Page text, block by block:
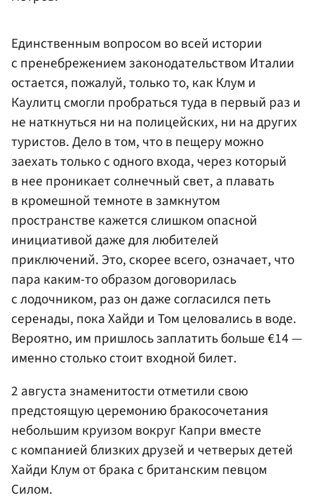
Единственным вопросом во всей истории
с пренебрежением законодательством Италии
остается, пожалуй, только то, как Клум и
Каулитц смогли пробраться туда в первый раз и
не наткнуться ни на полицейских, ни на других
туристов. Дело в том, что в пещеру можно
заехать только с одного входа, через который
в нее проникает солнечный свет, а плавать
в кромешной темноте в замкнутом
пространстве кажется слишком опасной
инициативой даже для любителей
приключений. Это, скорее всего, означает, что
пара каким-то образом договорилась
с лодочником, раз он даже согласился петь
серенады, пока Хайди и Том целовались в воде.
Вероятно, им пришлось заплатить больше €14 —
именно столько стоит входной билет.
2 августа знаменитости отметили свою
предстоящую церемонию бракосочетания
небольшим круизом вокруг Капри вместе
с компанией близких друзей и четверых детей
Хайди Клум от брака с британским певцом
Силом.